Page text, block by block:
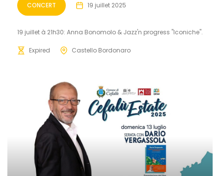
CONCERT 19 juillet 2025
19 juillet à 21h30: Anna Bonomolo & Jazz'n progress "Iconiche".
Expired Castello Bordonaro